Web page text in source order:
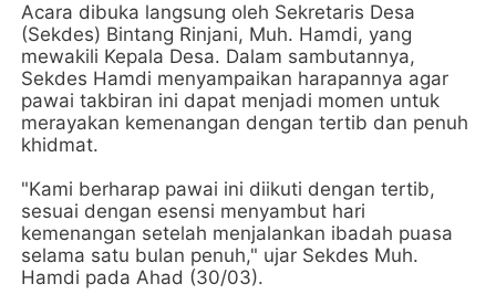
Acara dibuka langsung oleh Sekretaris Desa
(Sekdes) Bintang Rinjani, Muh. Hamdi, yang
mewakili Kepala Desa. Dalam sambutannya,
Sekdes Hamdi menyampaikan harapannya agar
pawai takbiran ini dapat menjadi momen untuk
merayakan kemenangan dengan tertib dan penuh
khidmat.
"Kami berharap pawai ini diikuti dengan tertib,
sesuai dengan esensi menyambut hari
kemenangan setelah menjalankan ibadah puasa
selama satu bulan penuh," ujar Sekdes Muh.
Hamdi pada Ahad (30/03).